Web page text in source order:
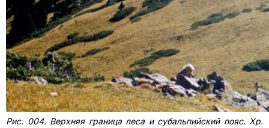
Рис. 004. Верхняя граница леса и субальпийский пояс. Хр.